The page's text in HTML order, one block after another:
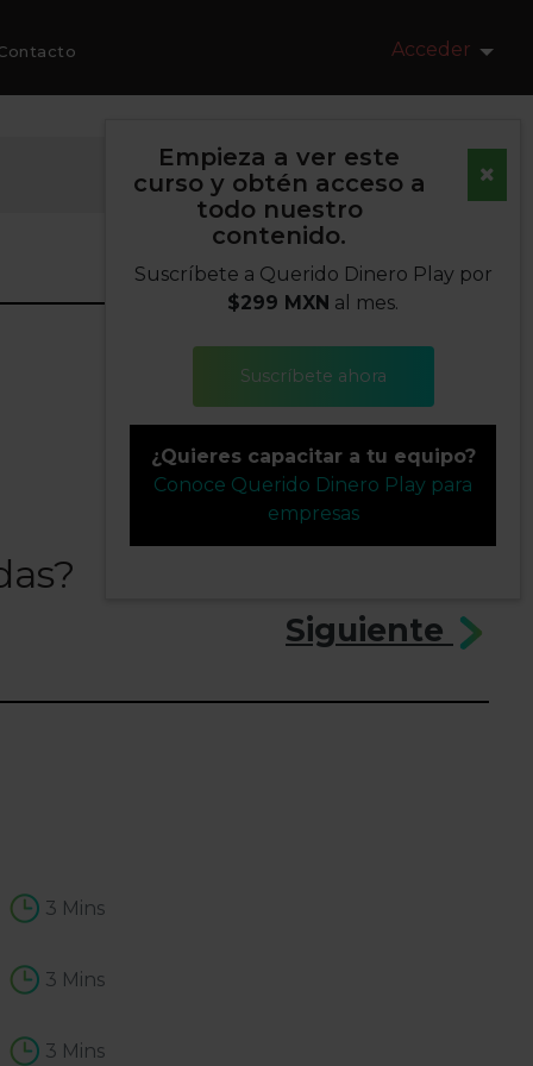
Acceder
Siguiente
3 Mins
3 Mins
3 Mins
Empieza a ver este
curso y obtén acceso a
todo nuestro
contenido.
Suscríbete a Querido Dinero Play por
$299 MXN al mes.
Suscríbete ahora
¿Quieres capacitar a tu equipo?
Conoce Querido Dinero Play para
empresas